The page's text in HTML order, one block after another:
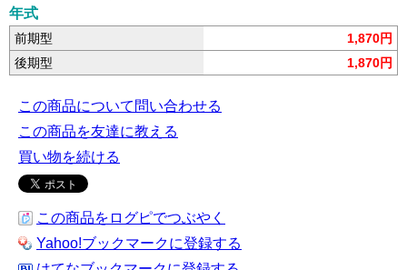
年式
前期型
1,870円
後期型
1,870円
この商品について問い合わせる
この商品を友達に教える
買い物を続ける
この商品をログピでつぶやく
Yahoo!ブックマークに登録する